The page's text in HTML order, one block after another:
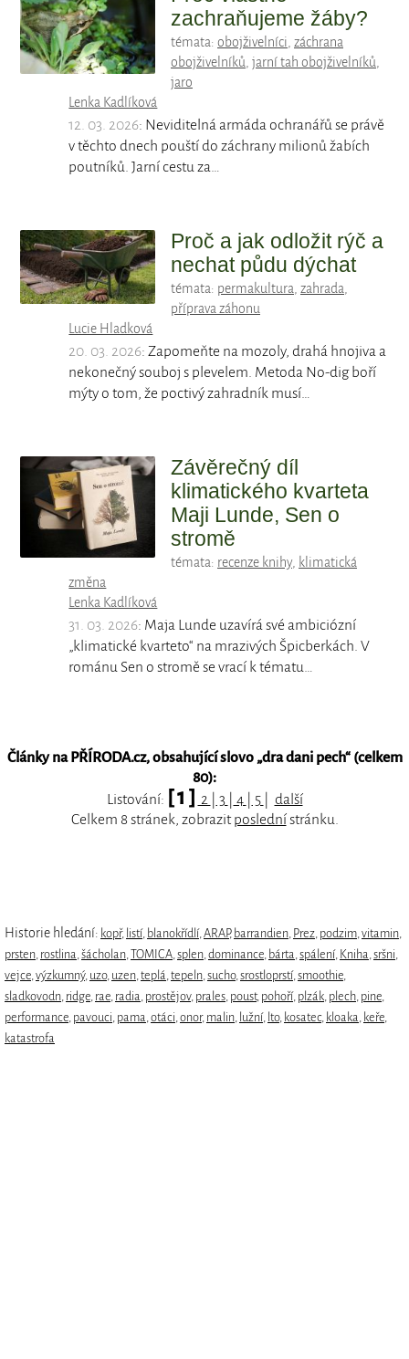
zachraňujeme žáby?
témata: obojživelníci, záchrana
obojživelníků, jarní tah obojživelníků,
jaro
Lenka Kadlíková
12. 03. 2026: Neviditelná armáda ochranářů se právě
v těchto dnech pouští do záchrany milionů žabích
poutníků. Jarní cestu za…
Proč a jak odložit rýč a
nechat půdu dýchat
témata: permakultura, zahrada,
příprava záhonu
Lucie Hladková
20. 03. 2026: Zapomeňte na mozoly, drahá hnojiva a
nekonečný souboj s plevelem. Metoda No-dig boří
mýty o tom, že poctivý zahradník musí…
Závěrečný díl
klimatického kvarteta
Maji Lunde, Sen o
stromě
témata: recenze knihy, klimatická
změna
Lenka Kadlíková
31. 03. 2026: Maja Lunde uzavírá své ambiciózní
„klimatické kvarteto“ na mrazivých Špicberkách. V
románu Sen o stromě se vrací k tématu…
Články na PŘÍRODA.cz, obsahující slovo „dra dani pech“ (celkem
80):
Listování: [ 1 ] 2 3 4 5
další
Celkem 8 stránek, zobrazitposlednístránku.
Historie hledání: kopř, listí, blanokřídlí,ARAP, barrandien, Prez, podzim,vitamin,
prsten, rostlina,šácholan,TOMICA,splen,dominance, bárta,spálení, Kniha,sršni,
vejce,výzkumný, uzo, uzen,teplá,tepeln,sucho,srostloprstí,smoothie,
sladkovodn, ridge, rae, radia, prostějov, prales, poust, pohoří, plzák, plech, pine,
performance, pavouci, pama,otáci,onor, malin, lužní, lto, kosatec, kloaka, keře,
katastrofa